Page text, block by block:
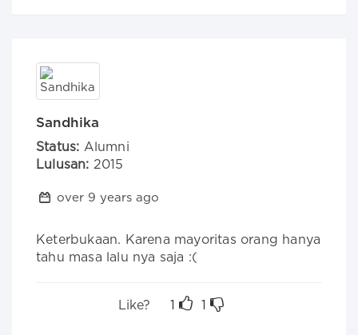
Sandhika
Status: Alumni
Lulusan: 2015
over 9 years ago
Keterbukaan. Karena mayoritas orang hanya
tahu masa lalu nya saja :(
Like? 1 1